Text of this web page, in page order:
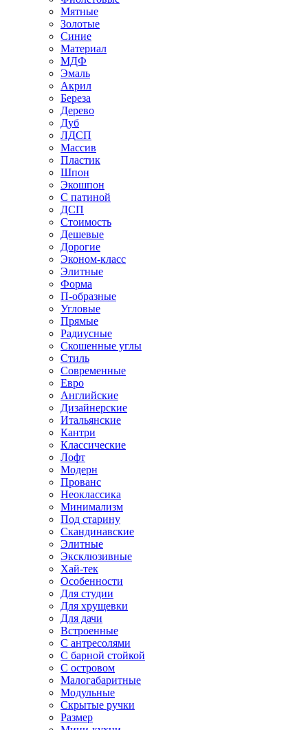
Мятные
Золотые
Синие
Материал
МДФ
Эмаль
Акрил
Береза
Дерево
Дуб
ЛДСП
Массив
Пластик
Шпон
Экошпон
С патиной
ДСП
Стоимость
Дешевые
Дорогие
Эконом-класс
Элитные
Форма
П-образные
Угловые
Прямые
Радиусные
Скошенные углы
Стиль
Современные
Евро
Английские
Дизайнерские
Итальянские
Кантри
Классические
Лофт
Модерн
Прованс
Неоклассика
Минимализм
Под старину
Скандинавские
Элитные
Эксклюзивные
Хай-тек
Особенности
Для студии
Для хрущевки
Для дачи
Встроенные
С антресолями
С барной стойкой
С островом
Малогабаритные
Модульные
Скрытые ручки
Размер